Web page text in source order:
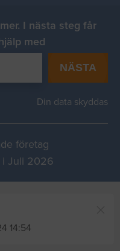
I nästa steg får
med
NÄSTA
Din data skyddas
företag
i Juli 2026
14:54